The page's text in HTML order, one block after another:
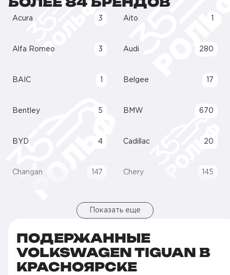
Acura 3 Aito
Alfa Romeo 3 Audi 280
BAIC Belgee 17
Bentley 5 BMW 670
BYD 4 Cadillac 20
Changan 147 Chery 145
Показать еще
ПОДЕРЖАННЫЕ
VOLKSWAGEN TIGUAN В
КРАСНОЯРСКЕ